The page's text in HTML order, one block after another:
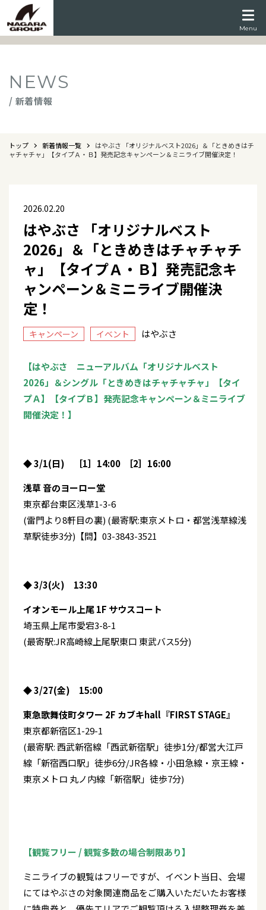
Menu
NEWS
/ 新着情報
トップ 新着情報一覧
はやぶさ 「オリジナルベスト2026」＆「ときめきはチ
ャチャチャ」【タイプＡ・Ｂ】発売記念キャンペーン＆ミニライブ開催決定！
2026.02.20
はやぶさ 「オリジナルベスト
2026」＆「ときめきはチャチャチ
ャ」【タイプＡ・Ｂ】発売記念キ
ャンペーン＆ミニライブ開催決
定！
キャンペーン イベント はやぶさ
【はやぶさ ニューアルバム「オリジナルベスト
2026」＆シングル「ときめきはチャチャチャ」【タイ
プＡ】【タイプＢ】発売記念キャンペーン＆ミニライブ
開催決定！】
◆ 3/1(日) ［1］14:00 ［2］16:00
浅草 音のヨーロー堂
東京都台東区浅草1-3-6
(雷門より8軒目の裏) (最寄駅:東京メトロ・都営浅草線浅
草駅徒歩3分)【問】03-3843-3521
◆ 3/3(火) 13:30
イオンモール上尾 1F サウスコート
埼玉県上尾市愛宕3-8-1
(最寄駅:JR高崎線上尾駅東口 東武バス5分)
◆ 3/27(金) 15:00
東急歌舞伎町タワー 2F カブキhall『FIRST STAGE』
東京都新宿区1-29-1
(最寄駅: 西武新宿線「西武新宿駅」徒歩1分/都営大江戸
線「新宿西口駅」徒歩6分/JR各線・小田急線・京王線・
東京メトロ 丸ノ内線「新宿駅」徒歩7分)
【観覧フリー / 観覧多数の場合制限あり】
ミニライブの観覧はフリーですが、イベント当日、会場
にてはやぶさの対象関連商品をご購入いただいたお客様